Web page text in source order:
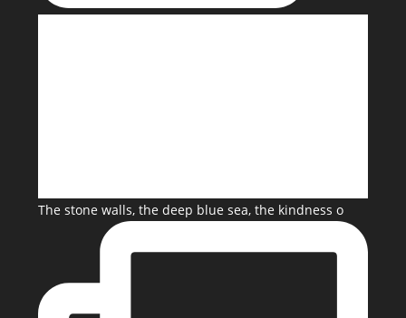
The stone walls, the deep blue sea, the kindness o